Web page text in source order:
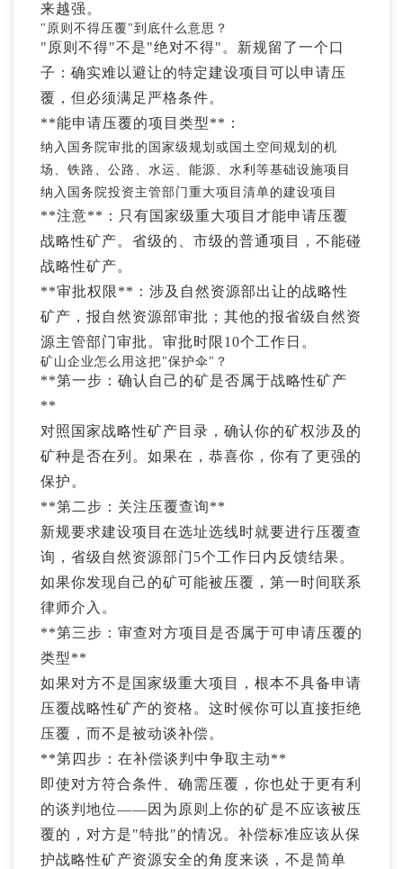
来越强。
"原则不得压覆"到底什么意思？
"原则不得"不是"绝对不得"。新规留了一个口
子：确实难以避让的特定建设项目可以申请压
覆，但必须满足严格条件。
**能申请压覆的项目类型**：
纳入国务院审批的国家级规划或国土空间规划的机
场、铁路、公路、水运、能源、水利等基础设施项目
纳入国务院投资主管部门重大项目清单的建设项目
**注意**：只有国家级重大项目才能申请压覆
战略性矿产。省级的、市级的普通项目，不能碰
战略性矿产。
**审批权限**：涉及自然资源部出让的战略性
矿产，报自然资源部审批；其他的报省级自然资
源主管部门审批。审批时限10个工作日。
矿山企业怎么用这把"保护伞"？
**第一步：确认自己的矿是否属于战略性矿产
**
对照国家战略性矿产目录，确认你的矿权涉及的
矿种是否在列。如果在，恭喜你，你有了更强的
保护。
**第二步：关注压覆查询**
新规要求建设项目在选址选线时就要进行压覆查
询，省级自然资源部门5个工作日内反馈结果。
如果你发现自己的矿可能被压覆，第一时间联系
律师介入。
**第三步：审查对方项目是否属于可申请压覆的
类型**
如果对方不是国家级重大项目，根本不具备申请
压覆战略性矿产的资格。这时候你可以直接拒绝
压覆，而不是被动谈补偿。
**第四步：在补偿谈判中争取主动**
即使对方符合条件、确需压覆，你也处于更有利
的谈判地位——因为原则上你的矿是不应该被压
覆的，对方是"特批"的情况。补偿标准应该从保
护战略性矿产资源安全的角度来谈，不是简单